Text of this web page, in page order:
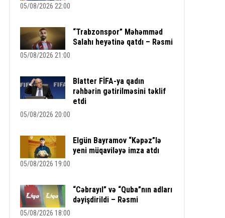
05/08/2026 22:00
“Trabzonspor” Məhəmməd
Salahı heyətinə qatdı – Rəsmi
05/08/2026 21:00
Blatter FİFA-ya qadın
rəhbərin gətirilməsini təklif
etdi
05/08/2026 20:00
Elgün Bayramov “Kəpəz”lə
yeni müqaviləyə imza atdı
05/08/2026 19:00
“Cəbrayıl” və “Quba”nın adları
dəyişdirildi – Rəsmi
05/08/2026 18:00